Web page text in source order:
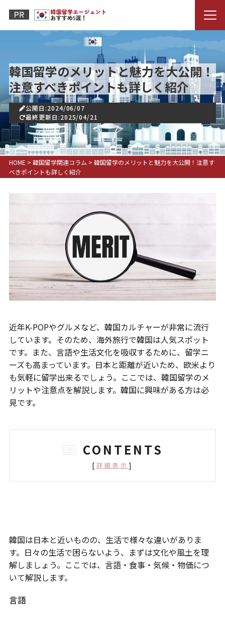
韓国留学のメリットと魅力を大公開！
注意すべきポイントも詳しく紹介
公開日:2024/06/07
最終更新日:2025/04/21
HOME > 韓国留学関連コラム > 韓国留学のメリットと魅力を大公開！注意す
べきポイントも詳しく紹介
近年K-POPやグルメなど、韓国カルチャーが非常に流行
しています。そのため、海外旅行で韓国は人気スポット
です。また、言語や生活文化を吸収するために、留学ニ
ーズも高まっています。日本と距離が近いため、欧米より
も気軽に留学出来るでしょう。ここでは、韓国留学のメ
リットや注意点を解説します。韓国に興味がある方は必
見です。
CONTENTS
[ 詳細表示 ]
韓国は日本と近いものの、生活で様々な違いがありま
す。日々の生活で困らないよう、まずは文化や風土を理
解しましょう。ここでは、言語・食事・気候・物価につ
いて解説します。
言語